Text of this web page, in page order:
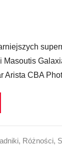
Masoutis
Arista CBA
, Różności,